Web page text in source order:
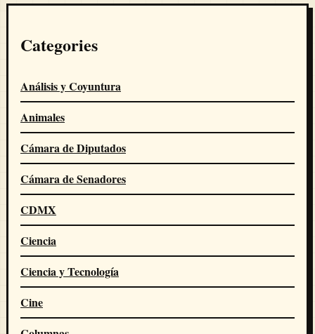
Categories
Análisis y Coyuntura
Animales
Cámara de Diputados
Cámara de Senadores
CDMX
Ciencia
Ciencia y Tecnología
Cine